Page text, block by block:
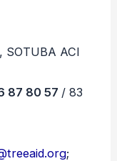
ACI
87 80 57 / 83
;